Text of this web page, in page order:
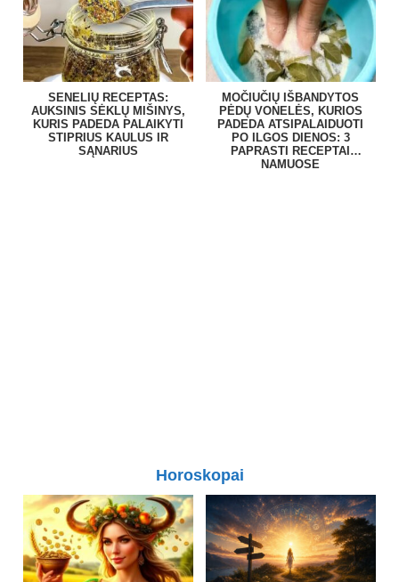
SENELIŲ RECEPTAS:
AUKSINIS SĖKLŲ MIŠINYS,
KURIS PADEDA PALAIKYTI
STIPRIUS KAULUS IR
SĄNARIUS
MOČIUČIŲ IŠBANDYTOS
PĖDŲ VONELĖS, KURIOS
PADEDA ATSIPALAIDUOTI
PO ILGOS DIENOS: 3
PAPRASTI RECEPTAI
NAMUOSE
Horoskopai